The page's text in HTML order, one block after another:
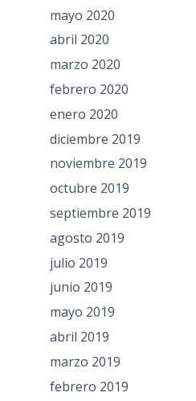
mayo 2020
abril 2020
marzo 2020
febrero 2020
enero 2020
diciembre 2019
noviembre 2019
octubre 2019
septiembre 2019
agosto 2019
julio 2019
junio 2019
mayo 2019
abril 2019
marzo 2019
febrero 2019